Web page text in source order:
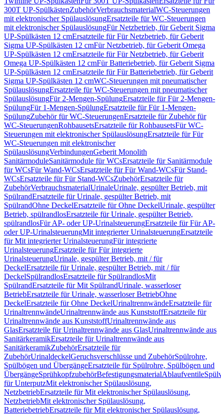
300T UP-SpülkästenZubehörVerbrauchsmaterialWC-Steuerungen
mit elektronischer SpülauslösungErsatzteile für WC-Steuerungen
mit elektronischer SpülauslösungFür Netzbetrieb, für Geberit Sigma
UP-Spülkästen 12 cmErsatzteile für Für Netzbetrieb, für Geberit
Sigma UP-Spülkästen 12 cmFür Netzbetrieb, für Geberit Omega
UP-Spülkästen 12 cmErsatzteile für Für Netzbetrieb, für Geberit
Omega UP-Spülkästen 12 cmFür Batteriebetrieb, für Geberit Sigma
UP-Spülkästen 12 cmErsatzteile für Für Batteriebetrieb, für Geberit
Sigma UP-Spülkästen 12 cmWC-Steuerungen mit pneumatischer
SpülauslösungErsatzteile für WC-Steuerungen mit pneumatischer
SpülauslösungFür 2-Mengen-SpülungErsatzteile für Für 2-Mengen-
SpülungFür 1-Mengen-SpülungErsatzteile für Für 1-Mengen-
SpülungZubehör für WC-SteuerungenErsatzteile für Zubehör für
WC-SteuerungenRohbausetsErsatzteile für RohbausetsFür WC-
Steuerungen mit elektronischer SpülauslösungErsatzteile für Für
WC-Steuerungen mit elektronischer
SpülauslösungVerbindungenGeberit Monolith
SanitärmoduleSanitärmodule für WCsErsatzteile für Sanitärmodule
für WCsFür Wand-WCsErsatzteile für Für Wand-WCsFür Stand-
WCsErsatzteile für Für Stand-WCsZubehörErsatzteile für
ZubehörVerbrauchsmaterialUrinaleUrinale, gespülter Betrieb, mit
SpülrandErsatzteile für Urinale, gespülter Betrieb, mit
SpülrandOhne DeckelErsatzteile für Ohne DeckelUrinale, gespülter
Betrieb, spülrandlosErsatzteile für Urinale, gespülter Betrieb,
spülrandlosFür AP- oder UP-UrinalsteuerungErsatzteile für Für AP-
oder UP-UrinalsteuerungMit integrierter UrinalsteuerungErsatzteile
für Mit integrierter UrinalsteuerungFür integrierte
UrinalsteuerungErsatzteile für Für integrierte
UrinalsteuerungUrinale, gespülter Betrieb, mit / für
DeckelErsatzteile für Urinale, gespülter Betrieb, mit / für
DeckelSpülrandlosErsatzteile für SpülrandlosMit
SpülrandErsatzteile für Mit SpülrandUrinale, wasserloser
BetriebErsatzteile für Urinale, wasserloser BetriebOhne
DeckelErsatzteile für Ohne DeckelUrinaltrennwändeErsatzteile für
UrinaltrennwändeUrinaltrennwände aus KunststoffErsatzteile für
Urinaltrennwände aus KunststoffUrinaltrennwände aus
GlasErsatzteile für Urinaltrennwände aus GlasUrinaltrennwände aus
SanitärkeramikErsatzteile für Urinaltrennwände aus
SanitärkeramikZubehörErsatzteile für
ZubehörUrinaldeckelGeruchsverschlüsse und ZubehörSpülrohre,
Spülbögen und ÜbergängeErsatzteile für Spülrohre, Spülbögen und
ÜbergängeSprühkopfzubehörBefestigungsmaterialAblaufventile
für UnterputzMit elektronischer Spülauslösung,
NetzbetriebErsatzteile für Mit elektronischer Spülauslösung,
NetzbetriebMit elektronischer Spülauslösung,
BatteriebetriebErsatzteile für Mit elektronischer Spülauslösung,